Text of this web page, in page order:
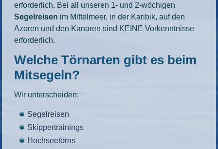
erforderlich. Bei all unseren 1- und 2-wöchigen
Segelreisen im Mittelmeer, in der Karibik, auf den
Azoren und den Kanaren sind KEINE Vorkenntnisse
erforderlich.
Welche Törnarten gibt es beim
Mitsegeln?
Wir unterscheiden:
Segelreisen
Skippertrainings
Hochseetörns